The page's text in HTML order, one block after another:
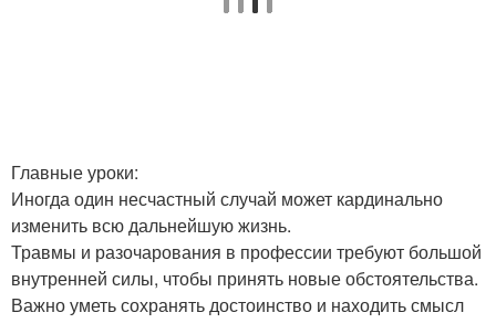
Главные уроки:
Иногда один несчастный случай может кардинально
изменить всю дальнейшую жизнь.
Травмы и разочарования в профессии требуют большой
внутренней силы, чтобы принять новые обстоятельства.
Важно уметь сохранять достоинство и находить смысл